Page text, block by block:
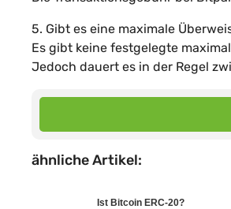
5. Gibt es eine maximale
Es gibt keine festgelegte
Jedoch dauert es in der Regel
ähnliche Artikel:
Ist Bitcoin ERC-20?